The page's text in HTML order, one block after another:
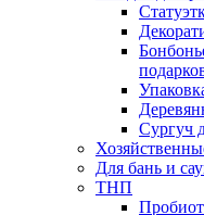
Сургуч
Для бань и
ТНП